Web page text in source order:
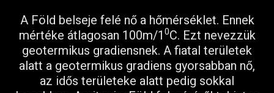
A Föld belseje felé nő a hőmérséklet. Ennek
mértéke átlagosan 100m/1 0C. Ezt nevezzük
geotermikus gradiensnek. A fiatal területek
alatt a geotermikus gradiens gyorsabban nő,
az idős területeke alatt pedig sokkal